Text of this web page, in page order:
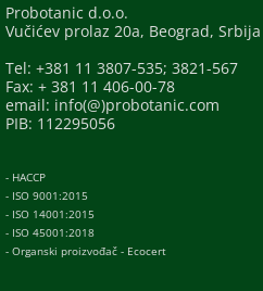
Probotanic d.o.o.
Vučićev prolaz 20a, Beograd, Srbija
Tel: +381 11 3807-535; 3821-567
Fax: + 381 11 406-00-78
email: info(@)probotanic.com
PIB: 112295056
- HACCP
- ISO 9001:2015
- ISO 14001:2015
- ISO 45001:2018
- Organski proizvođač - Ecocert